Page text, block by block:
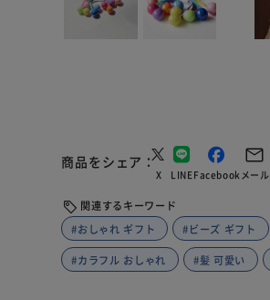
商品をシェア
X LINEFacebookメール
関連するキーワード
#おしゃれ ギフト
#ビーズ ギフト
#カラフル おしゃれ #髪 可愛い